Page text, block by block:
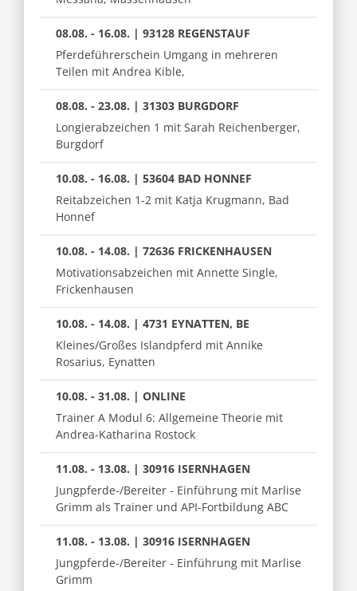
08.08. - 16.08. | 93128 REGENSTAUF
Pferdeführerschein Umgang in mehreren
Teilen mit Andrea Kible,
08.08. - 23.08. | 31303 BURGDORF
Longierabzeichen 1 mit Sarah Reichenberger,
Burgdorf
10.08. - 16.08. | 53604 BAD HONNEF
Reitabzeichen 1-2 mit Katja Krugmann, Bad
Honnef
10.08. - 14.08. | 72636 FRICKENHAUSEN
Motivationsabzeichen mit Annette Single,
Frickenhausen
10.08. - 14.08. | 4731 EYNATTEN, BE
Kleines/Großes Islandpferd mit Annike
Rosarius, Eynatten
10.08. - 31.08. | ONLINE
Trainer A Modul 6: Allgemeine Theorie mit
Andrea-Katharina Rostock
11.08. - 13.08. | 30916 ISERNHAGEN
Jungpferde-/Bereiter - Einführung mit Marlise
Grimm als Trainer und API-Fortbildung ABC
11.08. - 13.08. | 30916 ISERNHAGEN
Jungpferde-/Bereiter - Einführung mit Marlise
Grimm